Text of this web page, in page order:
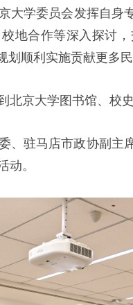
大学委员会发挥自
地合作等深入探讨
划顺利实施贡献更多
北京大学图书馆、校
、驻马店市政协副
动。